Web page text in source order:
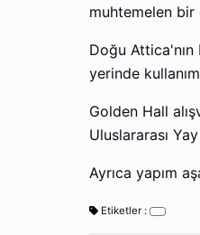
muhtemelen bir
Doğu Attica'nın
yerinde
Golden Hall
Uluslararası
Ayrıca yapım
Etiketler :